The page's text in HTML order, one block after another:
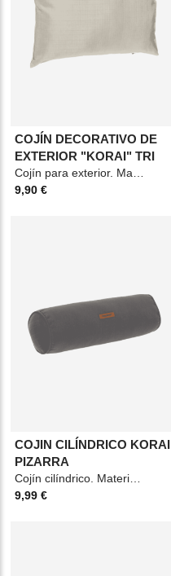
COJÍN DECORATIVO DE
EXTERIOR "KORAI" TRI
9,90 €
COJIN CILÍNDRICO KORAI
PIZARRA
Cojín cilíndrico. Material: Poliéster. Medidas: 45x15x15cm. Color: Gris pizarra.
9,99 €